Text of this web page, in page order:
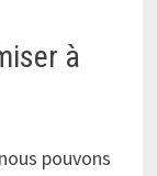
à
pouvons